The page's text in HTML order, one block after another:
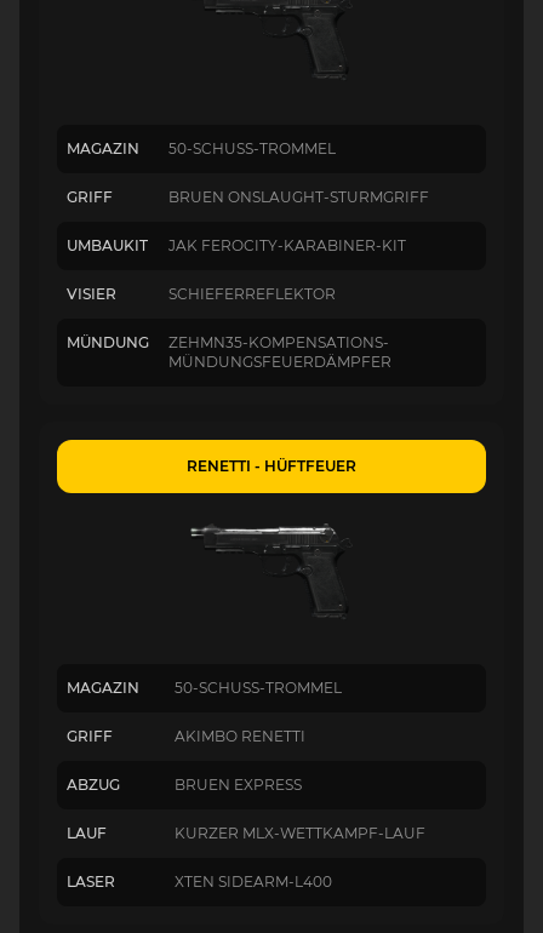
MAGAZIN 50-SCHUSS-TROMMEL
GRIFF BRUEN ONSLAUGHT-STURMGRIFF
UMBAUKIT JAK FEROCITY-KARABINER-KIT
VISIER SCHIEFERREFLEKTOR
MÜNDUNG
ZEHMN35-KOMPENSATIONS-
MÜNDUNGSFEUERDÄMPFER
RENETTI - HÜFTFEUER
MAGAZIN 50-SCHUSS-TROMMEL
GRIFF AKIMBO RENETTI
ABZUG BRUEN EXPRESS
LAUF KURZER MLX-WETTKAMPF-LAUF
LASER XTEN SIDEARM-L400